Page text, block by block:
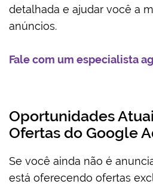
detalhada e ajudar você a
anúncios.
Fale com um especialista
Oportunidades
Ofertas do Google
Se você ainda não é
está oferecendo ofertas